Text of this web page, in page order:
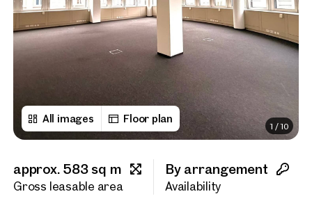
All images Floor plan
1 /10
approx. 583 sq m
Gross leasable area
By arrangement
Availability
Salutation
Please select
Title
First name
Last name
Contact person
Call or schedule a callback